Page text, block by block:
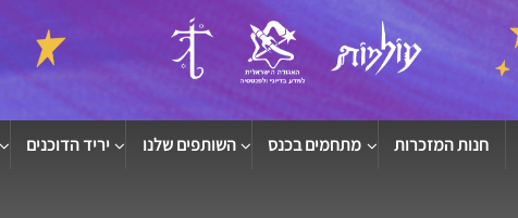
חנות המזכרות מתחמים בכנס השותפים שלנו יריד הדוכנים